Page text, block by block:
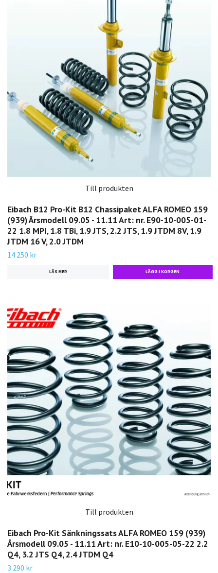
Till produkten
Eibach B12 Pro-Kit B12 Chassipaket ALFA ROMEO 159
(939) Årsmodell 09.05 - 11.11 Art: nr. E90-10-005-01-
22 1.8 MPI, 1.8 TBi, 1.9 JTS, 2.2 JTS, 1.9 JTDM 8V, 1.9
JTDM 16 V, 2.0 JTDM
14 250 kr
LÄS MER
Till produkten
Eibach Pro-Kit Sänkningssats ALFA ROMEO 159 (939)
Årsmodell 09.05 - 11.11 Art: nr. E10-10-005-05-22 2.2
Q4, 3.2 JTS Q4, 2.4 JTDM Q4
3 290 kr